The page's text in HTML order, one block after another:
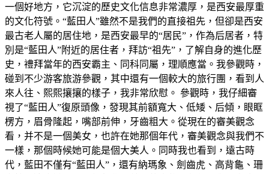
一個好地方，它沉淀的歷史文化信息非常濃厚，是西安最厚重
的文化符號。“藍田人”雖然不是我們的直接祖先，但卻是西安
最古老人屬的居住地，是西安最早的“居民”，作為后居者，特
別是“藍田人”附近的居住者，拜訪“祖先”，了解自身的進化歷
史，禮拜當年的西安霸主、同科同屬，理順應當。我參觀時，
碰到不少游客旅游參觀，其中還有一個較大的旅行團，看到人
來人往、熙熙攘攘的樣子，我非常欣慰。 參觀時，我仔細審
視了“藍田人”復原頭像，發現其前額寬大、低矮、后傾，眼眶
楞方，眉骨隆起，嘴部前伸，牙齒粗大。從現在的審美觀念
看，并不是一個美女，也許在她那個年代，審美觀念與我們不
一樣，那個時候她可能是個大美人。同時我也看到，遠古時
代，藍田不僅有“藍田人”，還有納瑪象、劍齒虎、高背龜、珊